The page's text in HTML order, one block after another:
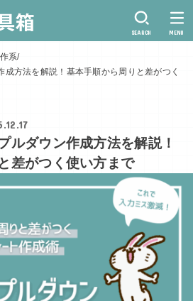
SEARCH MENU
系
成方法を解説！基本手順から周りと差がつく
ルダウン作成方法を解説！
差がつく使い方まで